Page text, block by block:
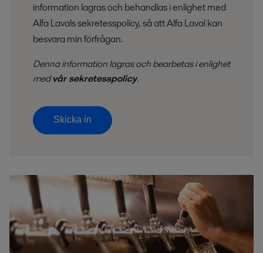
information lagras och behandlas i enlighet med
Alfa Lavals sekretesspolicy, så att Alfa Laval kan
besvara min förfrågan.
Denna information lagras och bearbetas i enlighet
medvår sekretesspolicy.
Skicka in